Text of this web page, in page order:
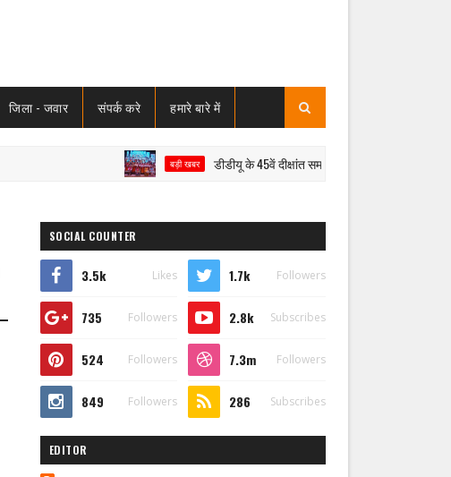
जिला - जवार संपर्क करे हमारे बारे में
बड़ी खबर डीडीयू के 45वें दीक्षांत समारोह में मेधावियों का सम्मान, राज्यपाल ने
SOCIAL COUNTER
3.5k Likes 1.7k Followers
735 Followers 2.8k Subscribes
524 Followers 7.3m Followers
849 Followers 286 Subscribes
EDITOR